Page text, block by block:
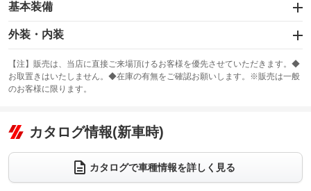
基本装備
エアバッグ：運転席/助手席/サイド
：装備あり
：装備なし
サンルーフ
：装備あり ABS
リフトアップ
：装備なし
ダウンヒルアシストコントロール
パワーウィンドウ
：装備あり ：装備あり
外装・内装
カーナビ：メモリーナビ他
：装備あり
TV：フルセグ
：装備あり
ビジュアル
：装備なし
革シート
：装備あり ハーフレザーシート
：装備なし
【注】販売は、当店に直接ご来場頂けるお客様を優先させていただきます。◆
お取置きはいたしません。◆在庫の有無をご確認お願いします。※販売は一般
のお客様に限ります。
カタログ情報(新車時)
カタログで車種情報を詳しく見る